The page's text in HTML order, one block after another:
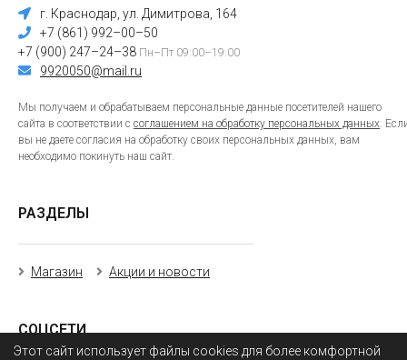
Этот сайт использует файлы cookies для более комфортной
г. Краснодар, ул. Димитрова, 164
+7 (861) 992–00–50
+7 (900) 247–24–38 Пн–Пт 09:00–19:00
9920050@mail.ru
Мы получаем и обрабатываем персональные данные посетителей нашего
сайта в соответствии с соглашением на обработку персональных данных.
вы не даете согласия на обработку своих персональных данных, вам
необходимо покинуть наш сайт.
РАЗДЕЛЫ
Магазин Акции и новости
СОЦСЕТИ